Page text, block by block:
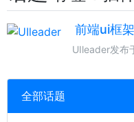
前端ui框
UIleader发布
全部话题